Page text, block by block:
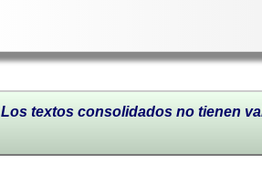
Los textos consolidados no tienen